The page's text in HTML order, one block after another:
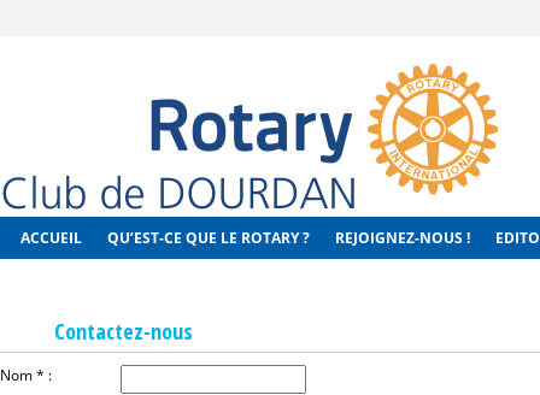
ACCUEIL QU’EST-CE QUE LE ROTARY ? REJOIGNEZ-NOUS ! EDITO
Contactez-nous
Nom * :